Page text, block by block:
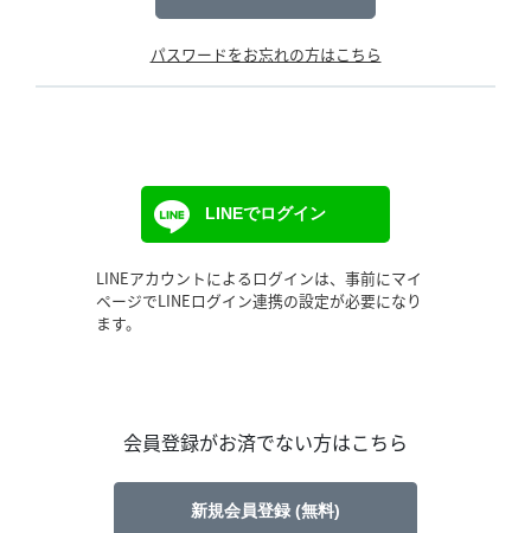
パスワードをお忘れの方はこちら
LINEでログイン
LINEアカウントによるログインは、事前にマイ
ページでLINEログイン連携の設定が必要になり
ます。
会員登録がお済でない方はこちら
新規会員登録 (無料)